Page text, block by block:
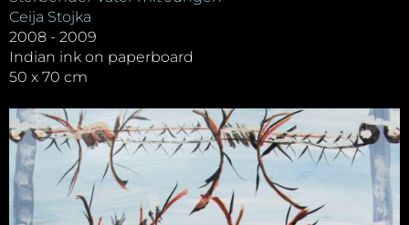
Ceija Stojka
2008 - 2009
Indian ink on paperboard
50 x 70 cm